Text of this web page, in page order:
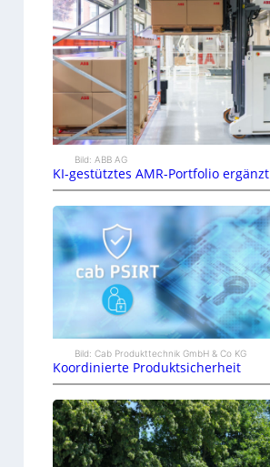
Bild: ABB AG
KI-gestütztes AMR-Portfolio ergänzt
Bild: Cab Produkttechnik GmbH & Co KG
Koordinierte Produktsicherheit